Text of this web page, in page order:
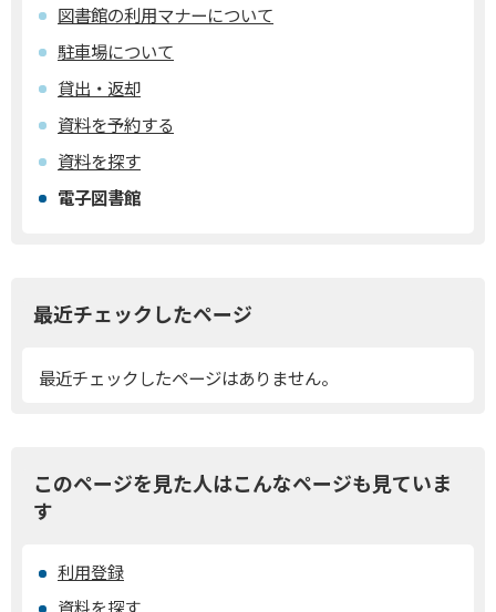
図書館の利用マナーについて
駐車場について
貸出・返却
資料を予約する
資料を探す
電子図書館
最近チェックしたページ
最近チェックしたページはありません。
このページを見た人はこんなページも見ていま
す
利用登録
資料を探す